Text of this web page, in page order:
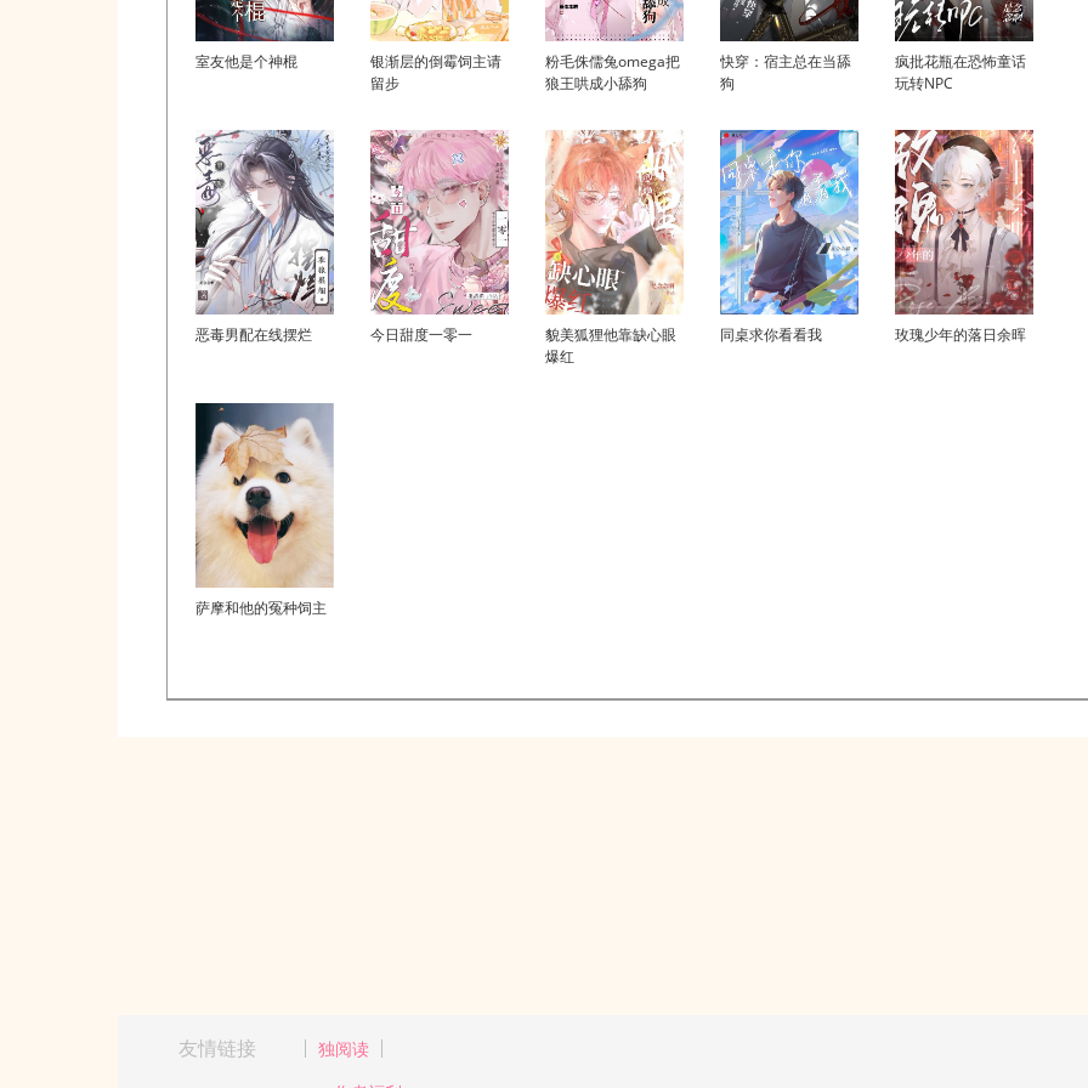
室友他是个神棍
银渐层的倒霉饲主请
留步
粉毛侏儒兔omega把
狼王哄成小舔狗
快穿：宿主总在当舔
狗
疯批花瓶在恐怖童话
玩转NPC
恶毒男配在线摆烂 今日甜度一零一
貌美狐狸他靠缺心眼
爆红
同桌求你看看我 玫瑰少年的落日余晖
萨摩和他的冤种饲主
友情链接 独阅读